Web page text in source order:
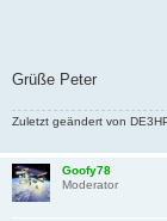
Grüße Peter
Zuletzt geändert von
Goofy78
Moderator